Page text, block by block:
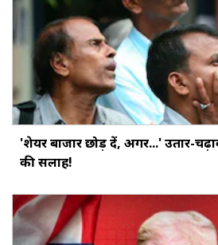
'शेयर बाजार छोड़ दें, अगर...' उतार-
की सलाह!